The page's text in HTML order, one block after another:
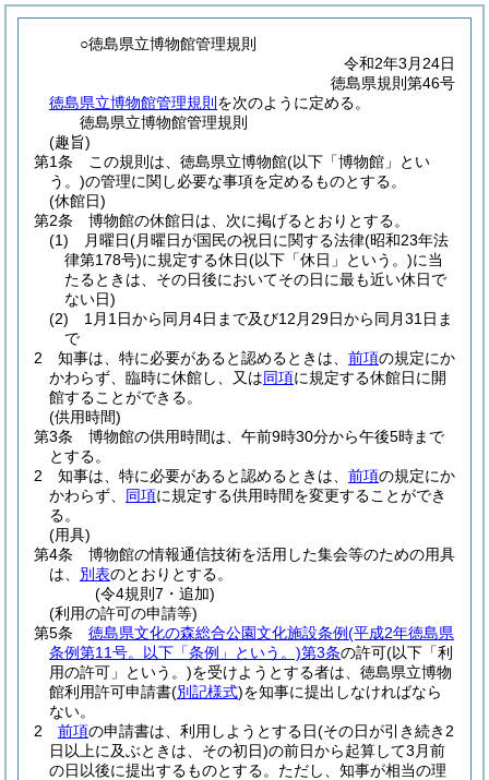
○徳島県立博物館管理規則
令和2年3月24日
徳島県規則第46号
徳島県立博物館管理規則 を次のように定める。
徳島県立博物館管理規則
(趣旨)
第1条
この規則は、徳島県立博物館(以下「博物館」とい
う。)の管理に関し必要な事項を定めるものとする。
(休館日)
第2条
博物館の休館日は、次に掲げるとおりとする。
(1)
月曜日(月曜日が国民の祝日に関する法律(昭和23年法
律第178号)に規定する休日(以下「休日」という。)に当
たるときは、その日後においてその日に最も近い休日で
ない日)
(2)
1月1日から同月4日まで及び12月29日から同月31日ま
で
2
知事は、特に必要があると認めるときは、 前項の規定にか
かわらず、臨時に休館し、又は同項に規定する休館日に開
館することができる。
(供用時間)
第3条
博物館の供用時間は、午前9時30分から午後5時まで
とする。
2
知事は、特に必要があると認めるときは、 前項の規定にか
かわらず、 同項に規定する供用時間を変更することができ
る。
(用具)
第4条
博物館の情報通信技術を活用した集会等のための用具
は、 別表のとおりとする。
(令4規則7・追加)
(利用の許可の申請等)
第5条
徳島県文化の森総合公園文化施設条例(平成2年徳島県
条例第11号。以下「条例」という。)第3条の許可(以下「利
用の許可」という。)を受けようとする者は、徳島県立博物
館利用許可申請書(別記様式)を知事に提出しなければなら
ない。
2
前項の申請書は、利用しようとする日(その日が引き続き2
日以上に及ぶときは、その初日)の前日から起算して3月前
の日以後に提出するものとする。 ただし、知事が相当の理